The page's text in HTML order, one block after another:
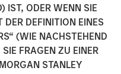
IST, ODER WENN SIE
DER DEFINITION EINES
(WIE NACHSTEHEND
FRAGEN ZU EINER
STANLEY